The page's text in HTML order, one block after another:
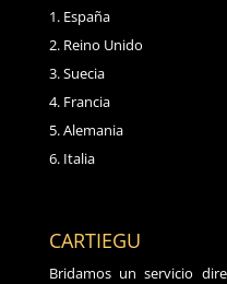
España
Reino Unido
Suecia
Francia
Alemania
Italia
CARTIEGU
Bridamos un servicio